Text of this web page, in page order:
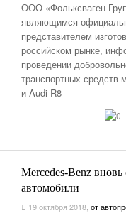
ООО «Фольксваген
являющимся
представителем
российском рынке,
проведении
транспортных средств
и Audi R8
Mercedes-Benz вновь
автомобили
19 октября 2018 ,от